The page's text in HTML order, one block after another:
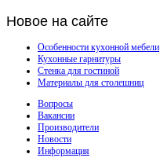
Новое на сайте
Особенности кухонной мебели
Кухонные гарнитуры
Стенка для гостиной
Материалы для столешниц
Вопросы
Вакансии
Производители
Новости
Информация